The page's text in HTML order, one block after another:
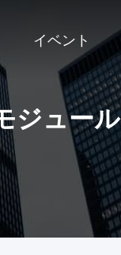
イベント
ジュール